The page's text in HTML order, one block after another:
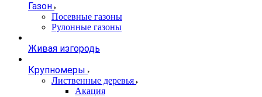
Газон
Посевные газоны
Рулонные газоны
Живая изгородь
Крупномеры
Лиственные деревья
Акация